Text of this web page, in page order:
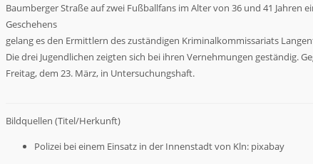
Baumberger Straße auf zwei Fußballfans im Alter von 36 und 41
Geschehens
gelang es den Ermittlern des zuständigen Kriminalkommissariats
Die drei Jugendlichen zeigten sich bei ihren Vernehmungen geständig.
Freitag, dem 23. März, in Untersuchungshaft.
Bildquellen (Titel/Herkunft)
Polizei bei einem Einsatz in der Innenstadt von Kln: pixabay